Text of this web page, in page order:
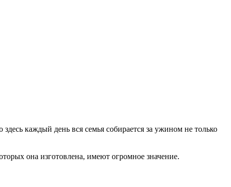
каждый день вся семья собирается за ужином не только
она изготовлена, имеют огромное значение.